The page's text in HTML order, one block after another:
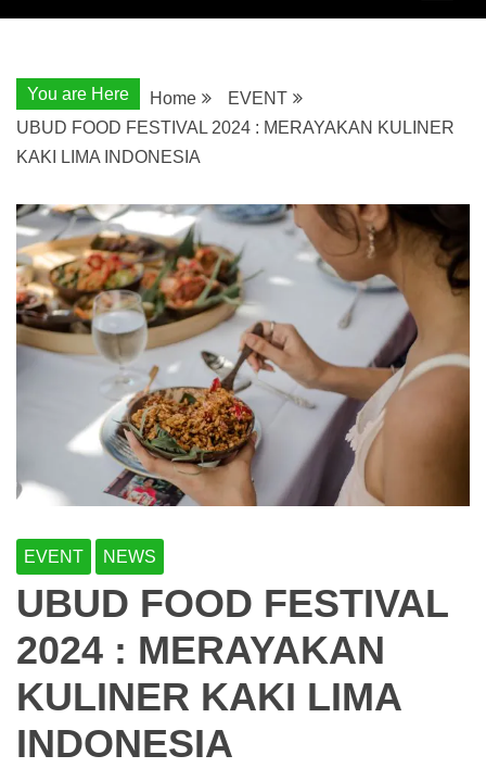
You are Here Home
EVENT
UBUD FOOD FESTIVAL 2024 : MERAYAKAN KULINER
KAKI LIMA INDONESIA
EVENT NEWS
UBUD FOOD FESTIVAL
2024 : MERAYAKAN
KULINER KAKI LIMA
INDONESIA